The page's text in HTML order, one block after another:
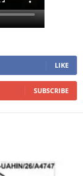
LIKE
SUBSCRIBE